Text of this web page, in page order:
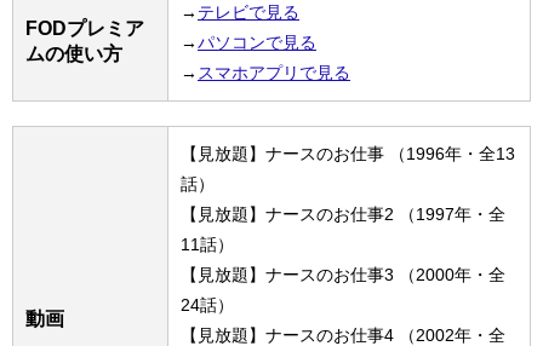
FODプレミア
ムの使い方
→ テレビで見る
→パソコンで見る
→ スマホアプリで見る
動画
【見放題】ナースのお仕事 （1996年・全13
話）
【見放題】ナースのお仕事2 （1997年・全
11話）
【見放題】ナースのお仕事3 （2000年・全
24話）
【見放題】ナースのお仕事4 （2002年・全